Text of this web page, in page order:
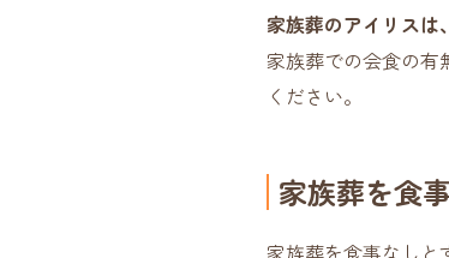
家族葬のアイリスは
家族葬での会食の有
ください。
家族葬を食
家族葬を食事なしと